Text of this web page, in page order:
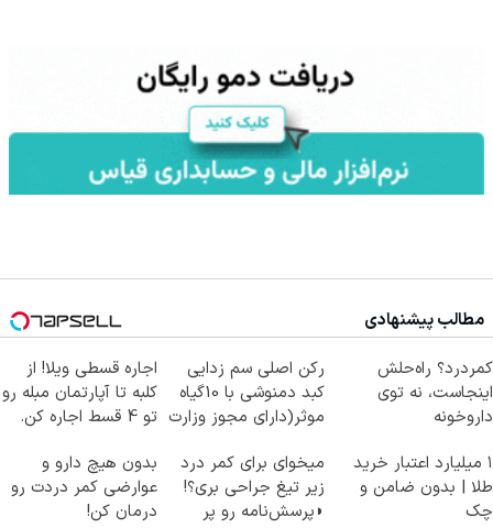
مطالب پیشنهادی
کمردرد؟ راه‌حلش
اینجاست، نه توی
داروخونه
رکن اصلی سم زدایی
کبد دمنوشی با 10گیاه
موثر(دارای مجوز وزارت
اجاره‌ قسطی ویلا! از
کلبه تا آپارتمان مبله رو
تو 4 قسط اجاره کن.
۱ میلیارد اعتبار خرید
طلا | بدون ضامن و
چک
میخوای برای کمر درد
زیر تیغ جراحی بری؟!
◗پرسش‌نامه رو پر
بدون هیچ دارو و
عوارضی کمر دردت رو
درمان کن!